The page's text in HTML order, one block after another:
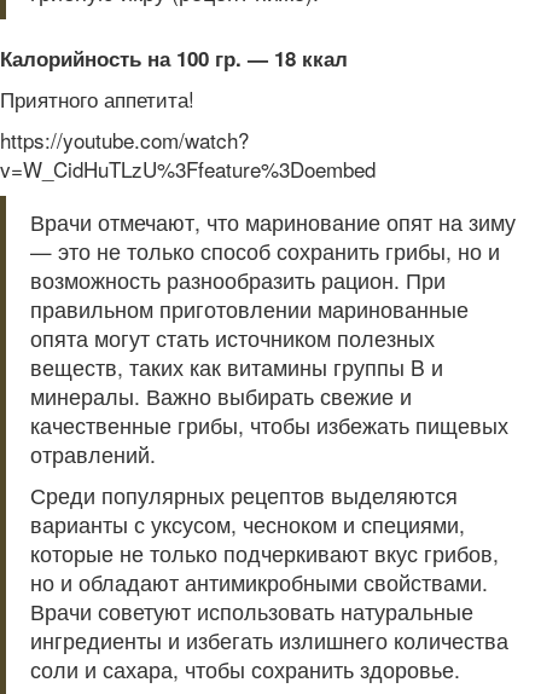
Калорийность на 100 гр. — 18 ккал
Приятного аппетита!
https://youtube.com/watch?
v=W_CidHuTLzU%3Ffeature%3Doembed
Врачи отмечают, что маринование опят на зиму
— это не только способ сохранить грибы, но и
возможность разнообразить рацион. При
правильном приготовлении маринованные
опята могут стать источником полезных
веществ, таких как витамины группы B и
минералы. Важно выбирать свежие и
качественные грибы, чтобы избежать пищевых
отравлений.
Среди популярных рецептов выделяются
варианты с уксусом, чесноком и специями,
которые не только подчеркивают вкус грибов,
но и обладают антимикробными свойствами.
Врачи советуют использовать натуральные
ингредиенты и избегать излишнего количества
соли и сахара, чтобы сохранить здоровье.